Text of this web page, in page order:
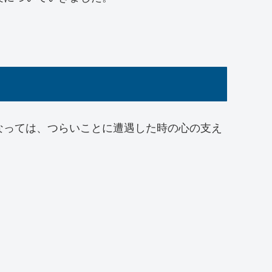
ては、つらいことに遭遇した時の心の支え